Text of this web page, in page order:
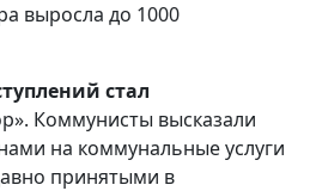
выросла до 1000
стал
Коммунисты высказали
на коммунальные услуги
принятыми в